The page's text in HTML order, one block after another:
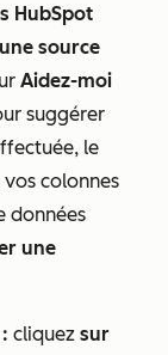
HubSpot
source
Aidez-moi
suggérer
le
colonnes
données
une
cliquez sur